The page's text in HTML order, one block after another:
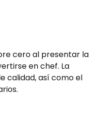
cero al presentar la
en chef. La
calidad, así como el